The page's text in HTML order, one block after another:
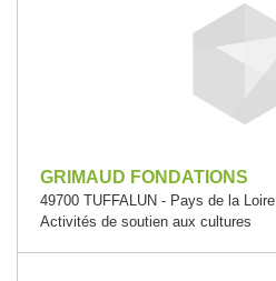
GRIMAUD FONDATIONS
49700 TUFFALUN - Pays de la Loire
Activités de soutien aux cultures